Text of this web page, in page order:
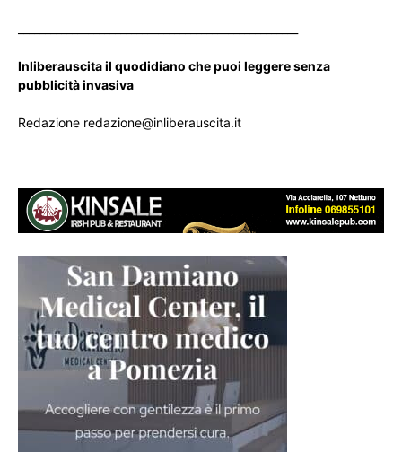
Inliberauscita il quodidiano che puoi leggere senza
pubblicità invasiva
Redazione redazione@inliberauscita.it